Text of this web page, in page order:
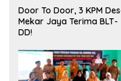
Door To Door, 3 KPM
Mekar Jaya Terima BLT-
DD!